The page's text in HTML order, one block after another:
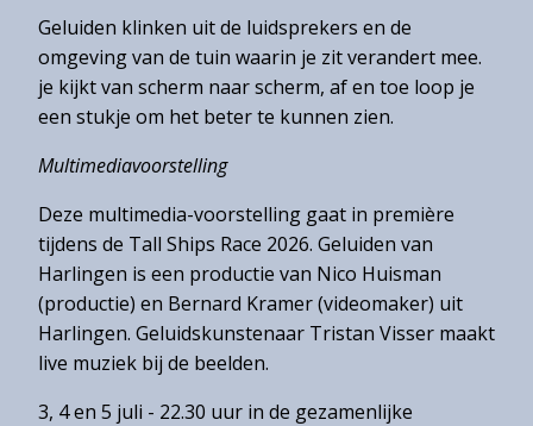
Geluiden klinken uit de luidsprekers en de
omgeving van de tuin waarin je zit verandert mee.
je kijkt van scherm naar scherm, af en toe loop je
een stukje om het beter te kunnen zien.
Multimediavoorstelling
Deze multimedia-voorstelling gaat in première
tijdens de Tall Ships Race 2026. Geluiden van
Harlingen is een productie van Nico Huisman
(productie) en Bernard Kramer (videomaker) uit
Harlingen. Geluidskunstenaar Tristan Visser maakt
live muziek bij de beelden.
3, 4 en 5 juli - 22.30 uur in de gezamenlijke
Gemeentearchief
Educatie
Winkel
Contact
Over
het
Hannemahuis
Privacystatement